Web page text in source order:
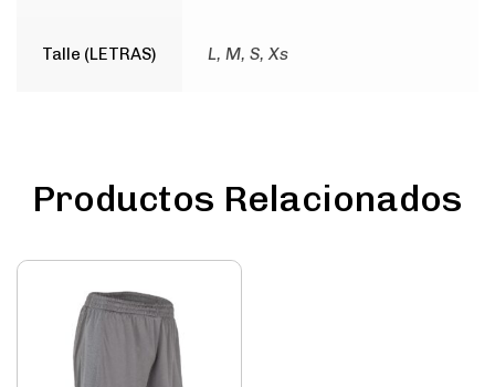
Talle (LETRAS) L, M, S, Xs
Productos Relacionados